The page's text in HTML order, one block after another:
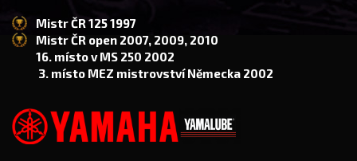
Mistr ČR 125 1997
Mistr ČR open 2007, 2009, 2010
16. místo v MS 250 2002
3. místo MEZ mistrovství Německa 2002